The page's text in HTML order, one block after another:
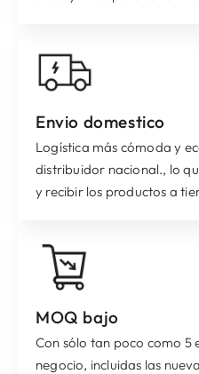
Envio domestico
Logística más cómoda y
distribuidor nacional., lo
y recibir los productos a
MOQ bajo
Con sólo tan poco como 5
negocio, incluidas las